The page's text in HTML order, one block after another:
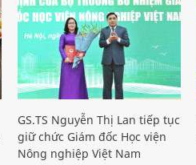
GS.TS Nguyễn Thị Lan tiếp tục
giữ chức Giám đốc Học viện
Nông nghiệp Việt Nam